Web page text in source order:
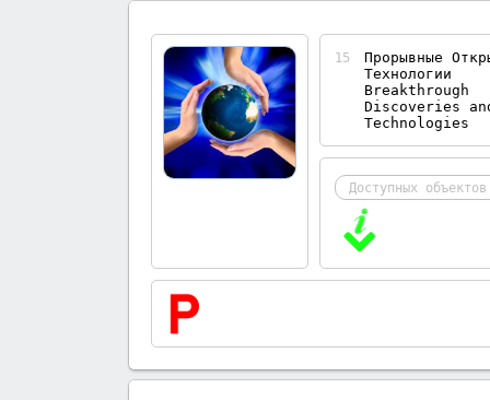
15
Прорывные
Технологии
Breakthrough
Discoveries
Technologies
Доступных объектов